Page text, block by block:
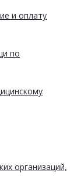
и оплату
по
организаций,